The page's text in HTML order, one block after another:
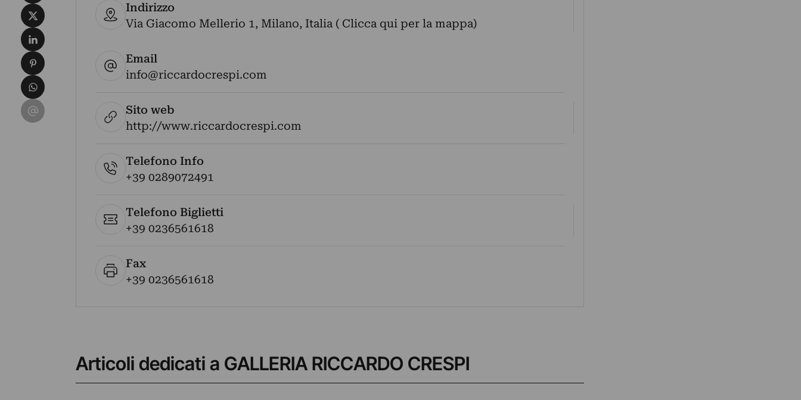
Indirizzo
Via Giacomo Mellerio 1, Milano, Italia ( Clicca qui per la mappa)
Email
info@riccardocrespi.com
Sito web
http://www.riccardocrespi.com
Telefono Info
+39 0289072491
Telefono Biglietti
+39 0236561618
Fax
+39 0236561618
Articoli dedicati a GALLERIA RICCARDO CRESPI
Condividi su X
Condividi su LinkedIn
Condividi su Pinterest
Condividi su WhatsApp
Condividi su Email